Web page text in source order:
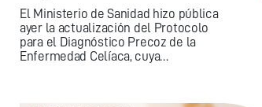
El Ministerio de Sanidad hizo pública
ayer la actualización del Protocolo
para el Diagnóstico Precoz de la
Enfermedad Celíaca, cuya…